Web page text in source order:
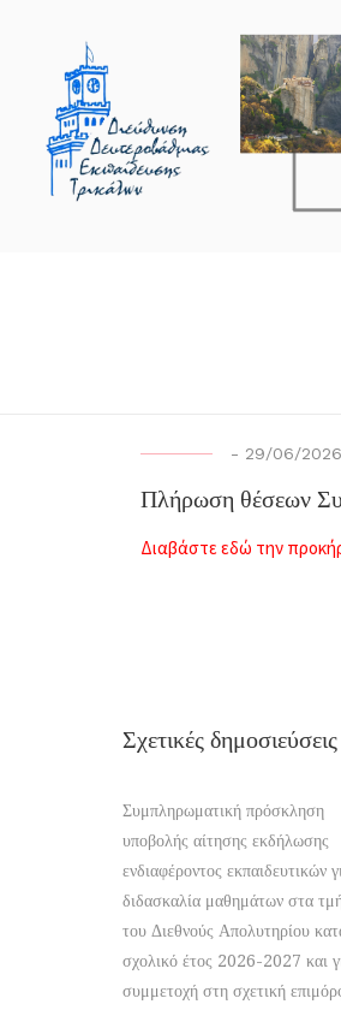
- 29/06/2026
Πλήρωση θέσεων
Διαβάστε εδώ την
Σχετικές δημοσιεύσεις
Συμπληρωματική πρόσκληση
υποβολής αίτησης εκδήλωσης
ενδιαφέροντος εκπαιδευτικών
διδασκαλία μαθημάτων στα
του Διεθνούς Απολυτηρίου
σχολικό έτος 2026-2027 και
συμμετοχή στη σχετική